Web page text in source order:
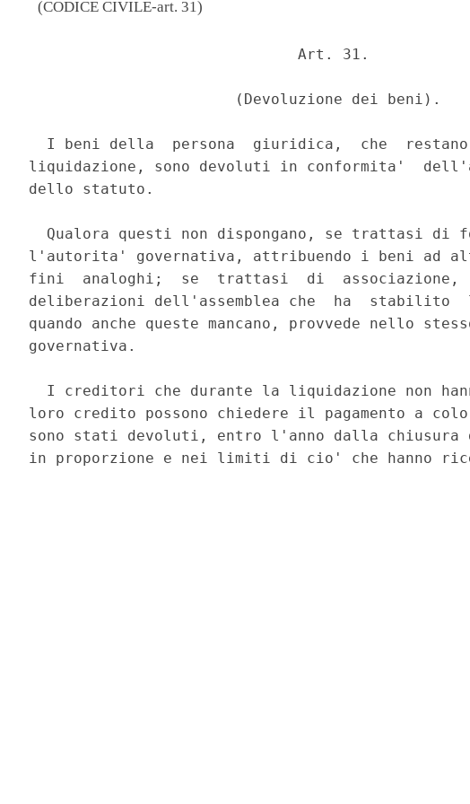
(CODICE CIVILE-art. 31)
                              Art. 31.
                       (Devoluzione dei beni).
I beni della  persona  giuridica,  che
liquidazione, sono devoluti in conformita'
dello statuto.
Qualora questi non dispongano, se trattasi di
l'autorita' governativa, attribuendo i beni ad
fini  analoghi;  se  trattasi  di  associazione,
deliberazioni dell'assemblea che  ha  stabilito
quando anche queste mancano, provvede nello
governativa.
I creditori che durante la liquidazione non
loro credito possono chiedere il pagamento a
sono stati devoluti, entro l'anno dalla chiusura
in proporzione e nei limiti di cio' che hanno